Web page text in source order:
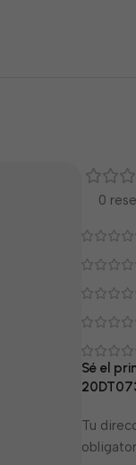
0
Sé el
Tu